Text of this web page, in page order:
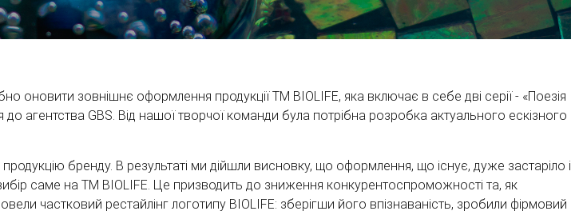
оновити зовнішнє оформлення продукції ТМ BIOLIFE, яка включає в себе дві серії - «Поезія
агентства GBS. Від нашої творчої команди була потрібна розробка актуального ескізного
бренду. В результаті ми дійшли висновку, що оформлення, що існує, дуже застаріло і
саме на ТМ BIOLIFE. Це призводить до зниження конкурентоспроможності та, як
частковий рестайлінг логотипу BIOLIFE: зберігши його впізнаваність, зробили фірмовий